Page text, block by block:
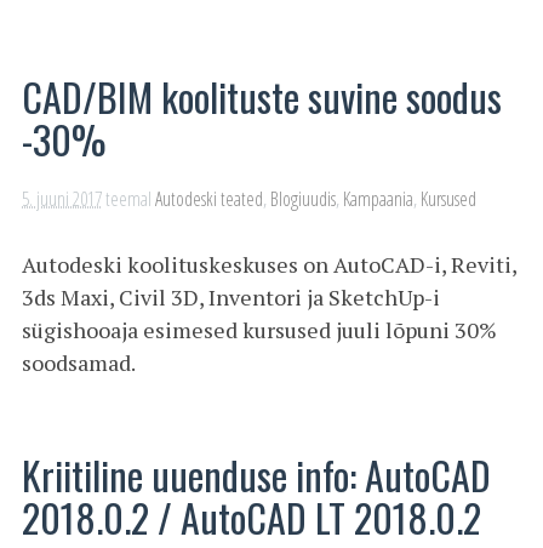
CAD/BIM koolituste suvine soodus
-30%
5. juuni 2017teemalAutodeski teated, Blogiuudis, Kampaania, Kursused
Autodeski koolituskeskuses on AutoCAD-i, Reviti,
3ds Maxi, Civil 3D, Inventori ja SketchUp-i
sügishooaja esimesed kursused juuli lõpuni 30%
soodsamad.
Kriitiline uuenduse info: AutoCAD
2018.0.2 / AutoCAD LT 2018.0.2